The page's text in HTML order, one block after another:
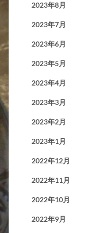
2023年8月
2023年7月
2023年6月
2023年5月
2023年4月
2023年3月
2023年2月
2023年1月
2022年12月
2022年11月
2022年10月
2022年9月